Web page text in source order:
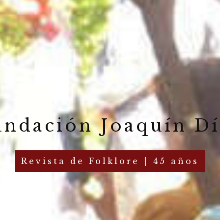
Joaquín
Revista de Folklore | 45 años